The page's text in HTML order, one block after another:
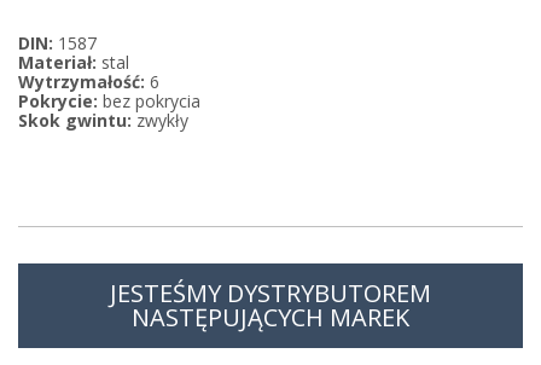
DIN: 1587
Materiał: stal
Wytrzymałość: 6
Pokrycie: bez pokrycia
Skok gwintu: zwykły
JESTEŚMY DYSTRYBUTOREM
NASTĘPUJĄCYCH MAREK